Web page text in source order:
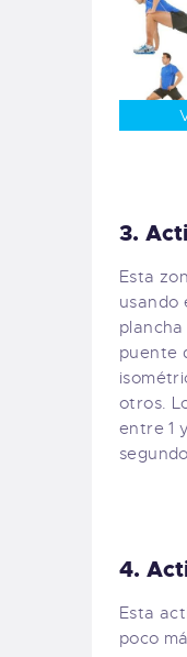
3.
Esta
usando
puente
otros.
entre 1
4.
Esta
poco